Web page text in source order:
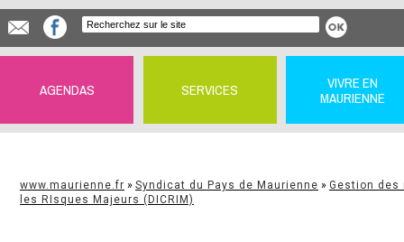
AGENDAS SERVICES
VIVRE EN
MAURIENNE
www.maurienne.fr » Syndicat du Pays de Maurienne » Gestion des
les RIsques Majeurs (DICRIM)